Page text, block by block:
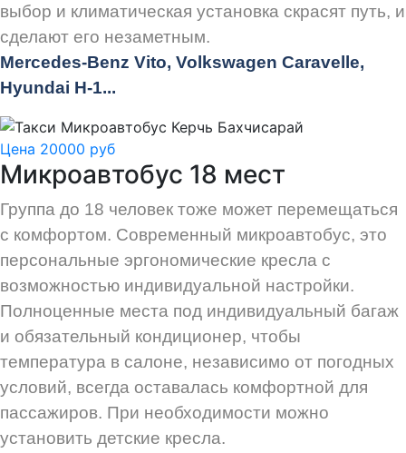
выбор и климатическая установка скрасят путь, и
сделают его незаметным.
Mercedes-Benz Vito, Volkswagen Caravelle,
Hyundai H-1...
Цена 20000 руб
Микроавтобус 18 мест
Группа до 18 человек тоже может перемещаться
с комфортом. Современный микроавтобус, это
персональные эргономические кресла с
возможностью индивидуальной настройки.
Полноценные места под индивидуальный багаж
и обязательный кондиционер, чтобы
температура в салоне, независимо от погодных
условий, всегда оставалась комфортной для
пассажиров. При необходимости можно
установить детские кресла.